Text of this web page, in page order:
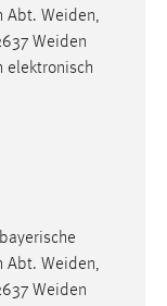
Abt. Weiden,
Weiden
elektronisch
Abt. Weiden,
Weiden